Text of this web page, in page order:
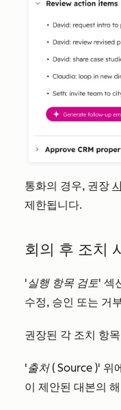
통화의 경우, 권장
제한됩니다.
회의 후 조치
'실행 항목 검토' 섹
수정, 승인 또는 거
권장된 각 조치 항
'출처( Source )' 위
이 제안된 대본의